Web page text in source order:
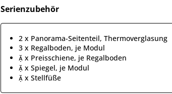
Serienzubehör
2 x Panorama-Seitenteil, Thermoverglasung
3 x Regalboden, je Modul
 x Preisschiene, je Regalboden
 x Spiegel, je Modul
 x Stellfüße